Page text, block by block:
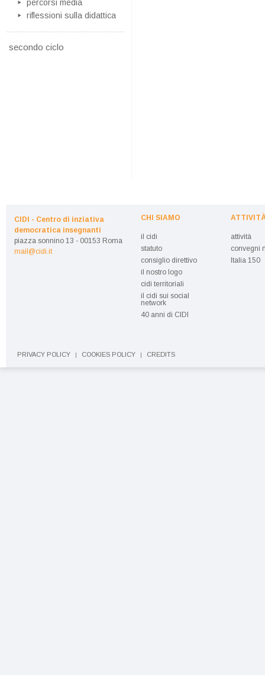
percorsi media
riflessioni sulla didattica
secondo ciclo
CIDI - Centro di inziativa
democratica insegnanti
piazza sonnino 13 - 00153 Roma
mail@cidi.it
CHI SIAMO
il cidi
statuto
consiglio direttivo
il nostro logo
cidi territoriali
il cidi sui social
network
40 anni di CIDI
attività
convegni
Italia 150
PRIVACY POLICY COOKIES POLICY CREDITS